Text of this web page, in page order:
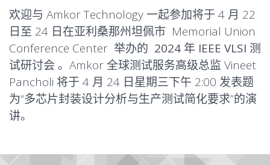
欢迎与 Amkor Technology 一起参加将于 4 月 22
日至 24 日在亚利桑那州坦佩市 Memorial Union
Conference Center 举办的 2024 年 IEEE VLSI 测
试研讨会 。Amkor 全球测试服务高级总监 Vineet
Pancholi 将于 4 月 24 日星期三下午 2:00 发表题
为“多芯片封装设计分析与生产测试简化要求”的演
讲。